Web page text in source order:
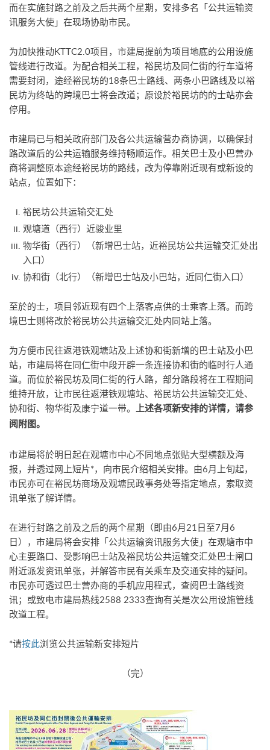
而在实施封路之前及之后共两个星期，安排多名「公共运输资
讯服务大使」在现场协助市民。
为加快推动KTTC2.0项目，市建局提前为项目地底的公用设施
管线进行改道。为配合相关工程，裕民坊及同仁街的行车道将
需要封闭，途经裕民坊的18条巴士路线、两条小巴路线及以裕
民坊为终站的跨境巴士将会改道；原设於裕民坊的的士站亦会
停用。
市建局已与相关政府部门及各公共运输营办商协调，以确保封
路改道后的公共运输服务维持畅顺运作。相关巴士及小巴营办
商将调整原本途经裕民坊的路线，改为停靠附近现有或新设的
站点，位置如下：
裕民坊公共运输交汇处
观塘道（西行）近骏业里
物华街（西行）（新增巴士站，近裕民坊公共运输交汇处出
入口）
协和街（北行）（新增巴士站及小巴站，近同仁街入口）
至於的士，项目邻近现有四个上落客点供的士乘客上落。而跨
境巴士则将改於裕民坊公共运输交汇处内同站上落。
为方便市民往返港铁观塘站及上述协和街新增的巴士站及小巴
站，市建局将在同仁街中段开辟一条连接协和街的临时行人通
道。而位於裕民坊及同仁街的行人路，部分路段将在工程期间
维持开放，让市民往返港铁观塘站、裕民坊公共运输交汇处、
协和街、物华街及康宁道一带。 上述各项新安排的详情，请参
阅附图。
市建局将於明日起在观塘市中心不同地点张贴大型横额及海
报，并透过网上短片*，向市民介绍相关安排。由6月上旬起，
市民亦可在裕民坊商场及观塘民政事务处等指定地点，索取资
讯单张了解详情。
在进行封路之前及之后的两个星期（即由6月21日至7月6
日），市建局将会安排「公共运输资讯服务大使」在观塘市中
心主要路口、受影响巴士站及裕民坊公共运输交汇处巴士闸口
附近派发资讯单张，并解答市民有关乘车及交通安排的疑问。
市民亦可透过巴士营办商的手机应用程式，查阅巴士路线资
讯；或致电市建局热线2588 2333查询有关是次公用设施管线
改道工程。
*请按此浏览公共运输新安排短片
（完）